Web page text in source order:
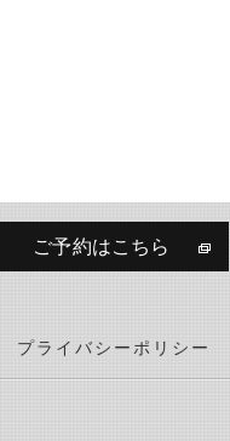
ご予約はこちら
プライバシーポリシー